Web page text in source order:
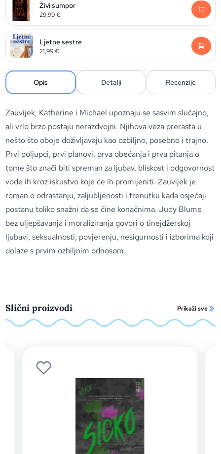
Živi sumpor
29,99€
Ljetne sestre
21,99€
Opis Detalji Recenzije
Zauvijek, Katherine i Michael upoznaju se sasvim slučajno,
ali vrlo brzo postaju nerazdvojni. Njihova veza prerasta u
nešto što oboje doživljavaju kao ozbiljno, posebno i trajno.
Prvi poljupci, prvi planovi, prva obećanja i prva pitanja o
tome što znači biti spreman za ljubav, bliskost i odgovornost
vode ih kroz iskustvo koje će ih promijeniti. Zauvijek je
roman o odrastanju, zaljubljenosti i trenutku kada osjećaji
postanu toliko snažni da se čine konačnima. Judy Blume
bez uljepšavanja i moraliziranja govori o tinejdžerskoj
ljubavi, seksualnosti, povjerenju, nesigurnosti i izborima koji
dolaze s prvim ozbiljnim odnosom.
Slični proizvodi Prikaži sve